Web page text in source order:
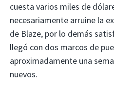
cuesta varios miles de
necesariamente arruine la
de Blaze, por lo demás
llegó con dos marcos de
aproximadamente una
nuevos.